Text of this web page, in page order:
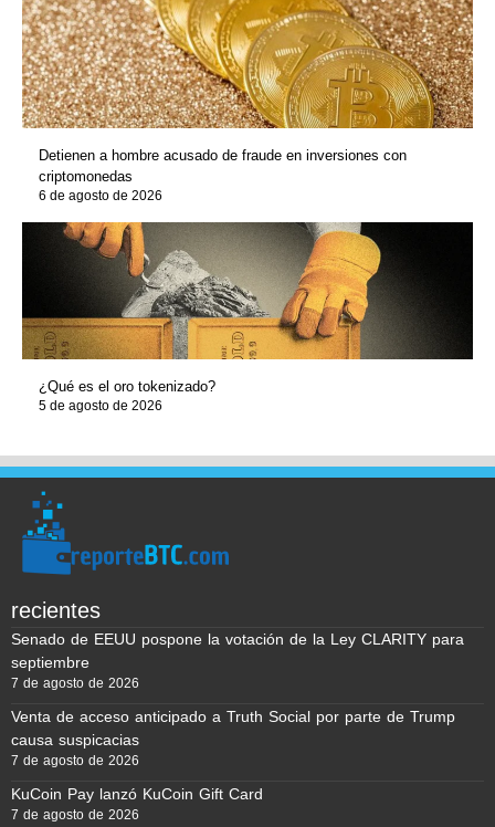
Detienen a hombre acusado de fraude en inversiones con
criptomonedas
6 de agosto de 2026
¿Qué es el oro tokenizado?
5 de agosto de 2026
recientes
Senado de EEUU pospone la votación de la Ley CLARITY para
septiembre
7 de agosto de 2026
Venta de acceso anticipado a Truth Social por parte de Trump
causa suspicacias
7 de agosto de 2026
KuCoin Pay lanzó KuCoin Gift Card
7 de agosto de 2026